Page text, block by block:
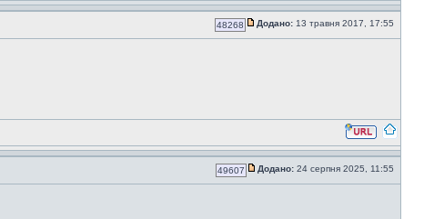
48268 Додано: 13 травня 2017, 17:55
49607 Додано: 24 серпня 2025, 11:55